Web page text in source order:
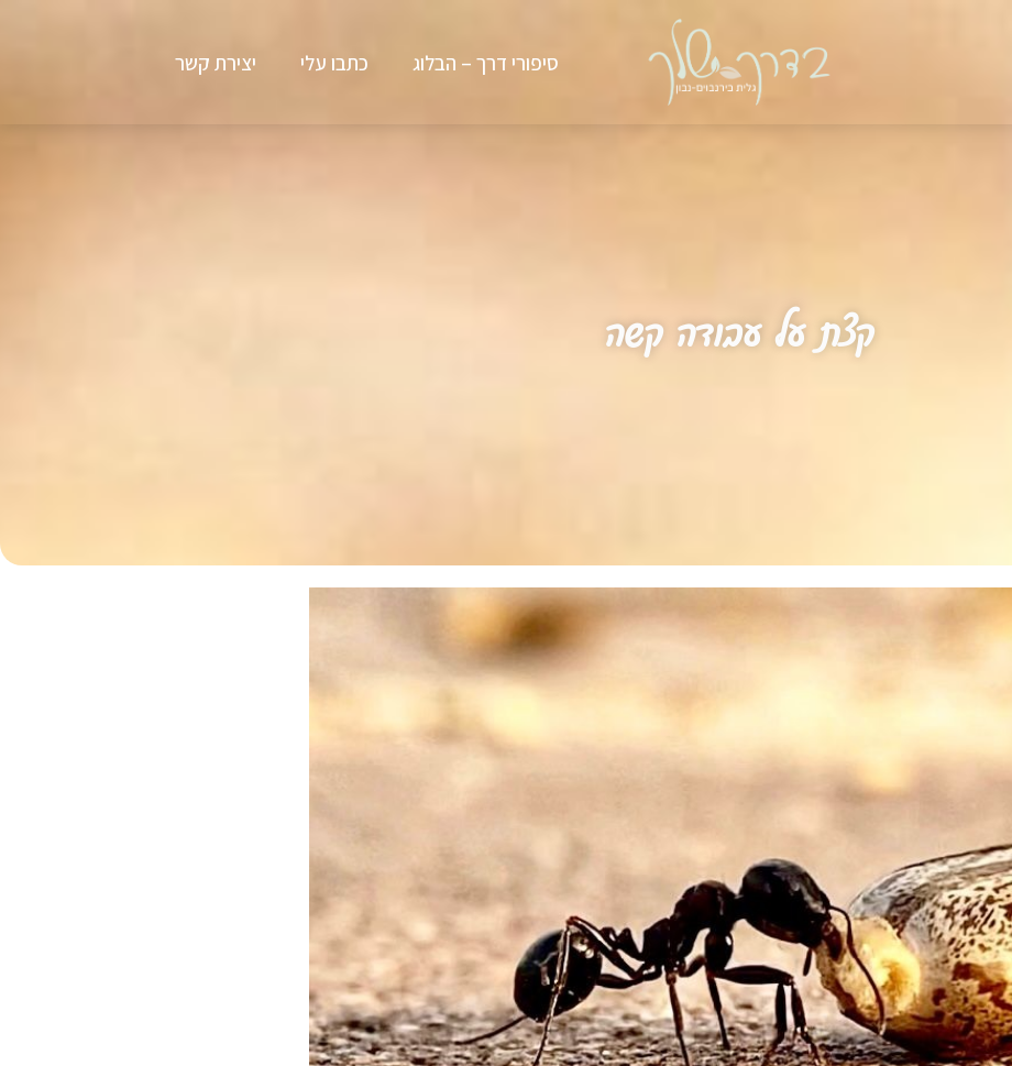
סיפורי דרך – הבלוג כתבו עלי יצירת קשר
קצת על עבודה קשה